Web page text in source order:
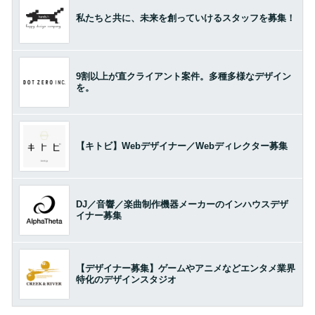
私たちと共に、未来を創っていけるスタッフを募集！
9割以上が直クライアント案件。多種多様なデザイン
を。
【キトビ】Webデザイナー／Webディレクター募集
DJ／音響／楽曲制作機器メーカーのインハウスデザ
イナー募集
【デザイナー募集】ゲームやアニメなどエンタメ業界
特化のデザインスタジオ